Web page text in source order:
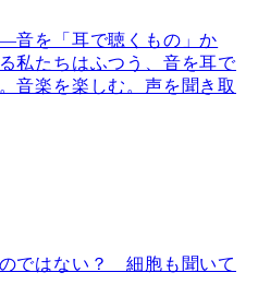
音を「耳で聴くもの」か
私たちはふつう、音を耳で
音楽を楽しむ。声を聞き取
ではない？ 細胞も聞いて